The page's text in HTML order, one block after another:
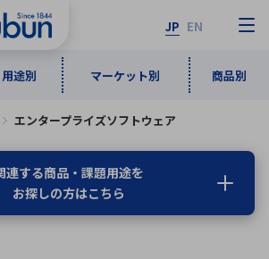
JP EN
用途別 マーケット別 商品別
別
ンダストリアルDXソリューション
信・ネットワーク
ト別
覧
エンタープライズソフトウェア
連する商品・課題用途を
お探しの方はこちら